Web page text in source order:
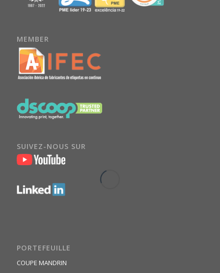
MEMBER
SUIVEZ-NOUS SUR
PORTEFEUILLE
COUPE MANDRIN